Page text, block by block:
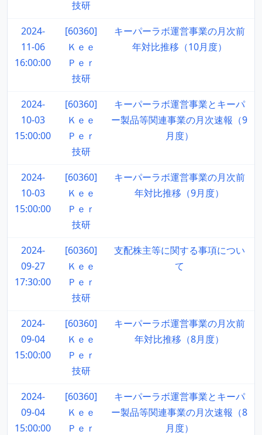
技研
2024-
11-06
16:00:00
[60360]
Ｋｅｅ
Ｐｅｒ
技研
キーパーラボ運営事業の月次前
年対比推移（10月度）
2024-
10-03
15:00:00
[60360]
Ｋｅｅ
Ｐｅｒ
技研
キーパーラボ運営事業とキーパ
ー製品等関連事業の月次速報（9
月度）
2024-
10-03
15:00:00
[60360]
Ｋｅｅ
Ｐｅｒ
技研
キーパーラボ運営事業の月次前
年対比推移（9月度）
2024-
09-27
17:30:00
[60360]
Ｋｅｅ
Ｐｅｒ
技研
支配株主等に関する事項につい
て
2024-
09-04
15:00:00
[60360]
Ｋｅｅ
Ｐｅｒ
技研
キーパーラボ運営事業の月次前
年対比推移（8月度）
2024-
09-04
15:00:00
[60360]
Ｋｅｅ
Ｐｅｒ
キーパーラボ運営事業とキーパ
ー製品等関連事業の月次速報（8
月度）